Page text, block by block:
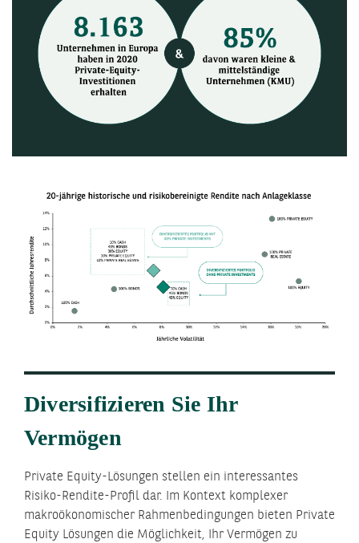
Diversifizieren Sie Ihr
Vermögen
Private Equity-Lösungen stellen ein interessantes
Risiko-Rendite-Profil dar. Im Kontext komplexer
makroökonomischer Rahmenbedingungen bieten Private
Equity Lösungen die Möglichkeit, Ihr Vermögen zu